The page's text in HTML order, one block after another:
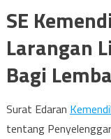
SE
Larangan
Bagi
Surat Edaran
tentang